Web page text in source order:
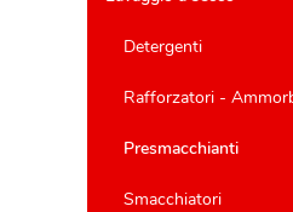
Detergenti
Rafforzatori -
Presmacchianti
Smacchiatori